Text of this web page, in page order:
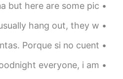
CN
EN
Chinese teacher to
right now i'm living in guyana but here are some pic...
someone asks you where you usually hang out, they w...
cuenta cuantos cuentos cuentas. Porque si no cuent...
before .. here is my voice ! goodnight everyone, i am...